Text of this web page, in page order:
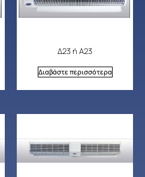
Δ23 ή Α23
Διαβάστε περισσότερα